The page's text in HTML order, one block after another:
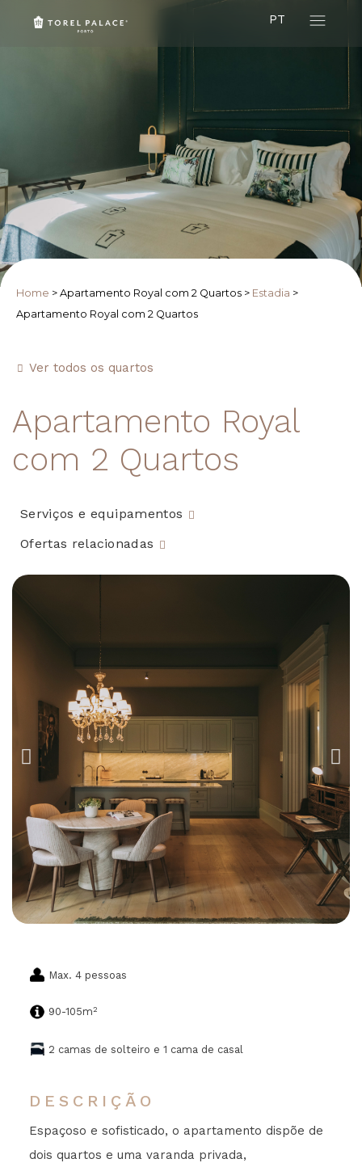
PT
Home > Apartamento Royal com 2 Quartos > Estadia >
Apartamento Royal com 2 Quartos
Ver todos os quartos
Apartamento Royal
com 2 Quartos
Serviços e equipamentos
Ofertas relacionadas
Max. 4 pessoas
90-105m2
2 camas de solteiro e 1 cama de casal
DESCRIÇÃO
Espaçoso e sofisticado, o apartamento dispõe de
dois quartos e uma varanda privada,